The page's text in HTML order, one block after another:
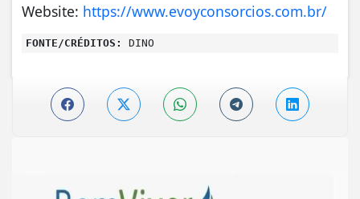
Website: https://www.evoyconsorcios.com.br/
FONTE/CRÉDITOS: DINO